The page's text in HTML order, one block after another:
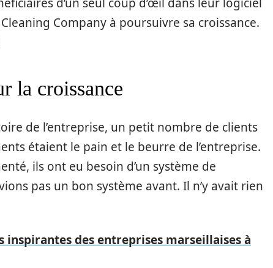
Company à poursuivre sa croissance.
la croissance
de l’entreprise, un petit nombre de clients
étaient le pain et le beurre de l’entreprise.
ils ont eu besoin d’un système de
pas un bon système avant. Il n’y avait rien
inspirantes des entreprises marseillaises à